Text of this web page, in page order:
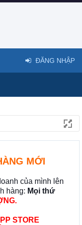
MỚI
của mình lên
hàng: Mọi thứ
STORE
ĐĂNG NHẬP